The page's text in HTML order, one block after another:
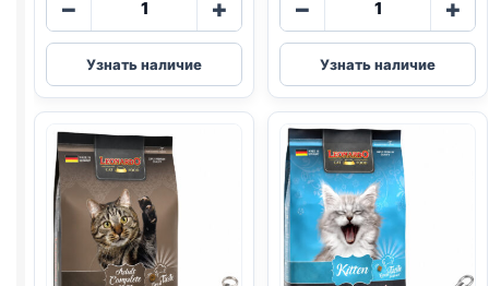
−
Leonardo
Sensitive
сух.
ПИЩ.,
УТКА)
весовой
1кг
+
Узнать наличие
−
Leonardo
Light
сух.
(СТЕРИЛ.,
КУРИЦА)
весовой
1кг
+
Узнать наличие